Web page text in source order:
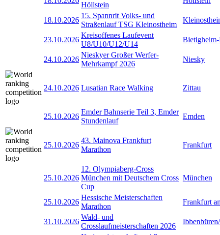
Höllstein
18.10.2026
15. Spannrit Volks- und
Straßenlauf TSG Kleinostheim
23.10.2026
Kreisoffenes Laufevent
U8/U10/U12/U14
24.10.2026
Nieskyer Großer Werfer-
Mehrkampf 2026
Niesky
24.10.2026 Lusatian Race Walking Zittau
25.10.2026
Emder Bahnserie Teil 3, Emder
Stundenlauf
Emden
25.10.2026
43. Mainova Frankfurt
Marathon
Frankfurt
25.10.2026
12. Olympiaberg-Cross
München mit Deutschem Cross
Cup
München
25.10.2026
Hessische Meisterschaften
Marathon
Frankfurt
31.10.2026
Wald- und
Crosslaufmeisterschaften 2026